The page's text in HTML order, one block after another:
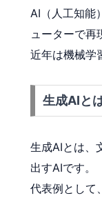
AI（人工知能
ューターで再
近年は機械学
生成AIと
生成AIとは、
出すAIです。
代表例として、